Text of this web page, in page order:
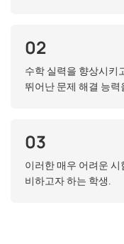
02
수학 실력을 향상시키
뛰어난 문제 해결 능
03
이러한 매우 어려운
비하고자 하는 학생.